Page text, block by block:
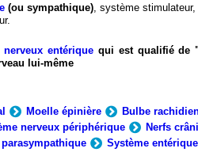
(ou sympathique), système stimulateur,
nerveux entérique qui est qualifié de
lui-même
Moelle épinière Bulbe
nerveux périphérique Nerfs
Système entérique